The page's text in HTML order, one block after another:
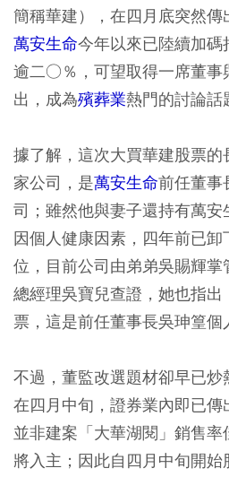
簡稱華建），在四月底突然
萬安生命今年以來已陸續加
逾二○％，可望取得一席董事
出，成為殯葬業熱門的討論話
據了解，這次大買華建股票
家公司，是萬安生命前任董事
司；雖然他與妻子還持有萬
因個人健康因素，四年前已
位，目前公司由弟弟吳賜輝
總經理吳寶兒查證，她也指
票，這是前任董事長吳珅篁個
不過，董監改選題材卻早已
在四月中旬，證券業內即已傳
並非建案「大華湖閱」銷售
將入主；因此自四月中旬開